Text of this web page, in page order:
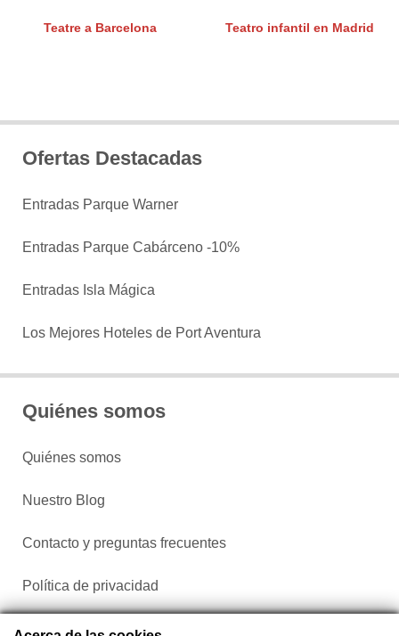
Teatre a Barcelona Teatro infantil en Madrid
Ofertas Destacadas
Entradas Parque Warner
Entradas Parque Cabárceno -10%
Entradas Isla Mágica
Los Mejores Hoteles de Port Aventura
Quiénes somos
Quiénes somos
Nuestro Blog
Contacto y preguntas frecuentes
Política de privacidad
Configurar cookies